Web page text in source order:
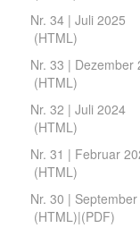
Nr. 34 | Juli 2025
(HTML )
Nr. 33 | Dezember
(HTML )
Nr. 32 | Juli 2024
(HTML )
Nr. 31 | Februar
(HTML )
Nr. 30 |
(HTML )|(PDF)